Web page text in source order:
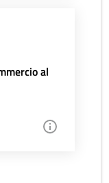
al